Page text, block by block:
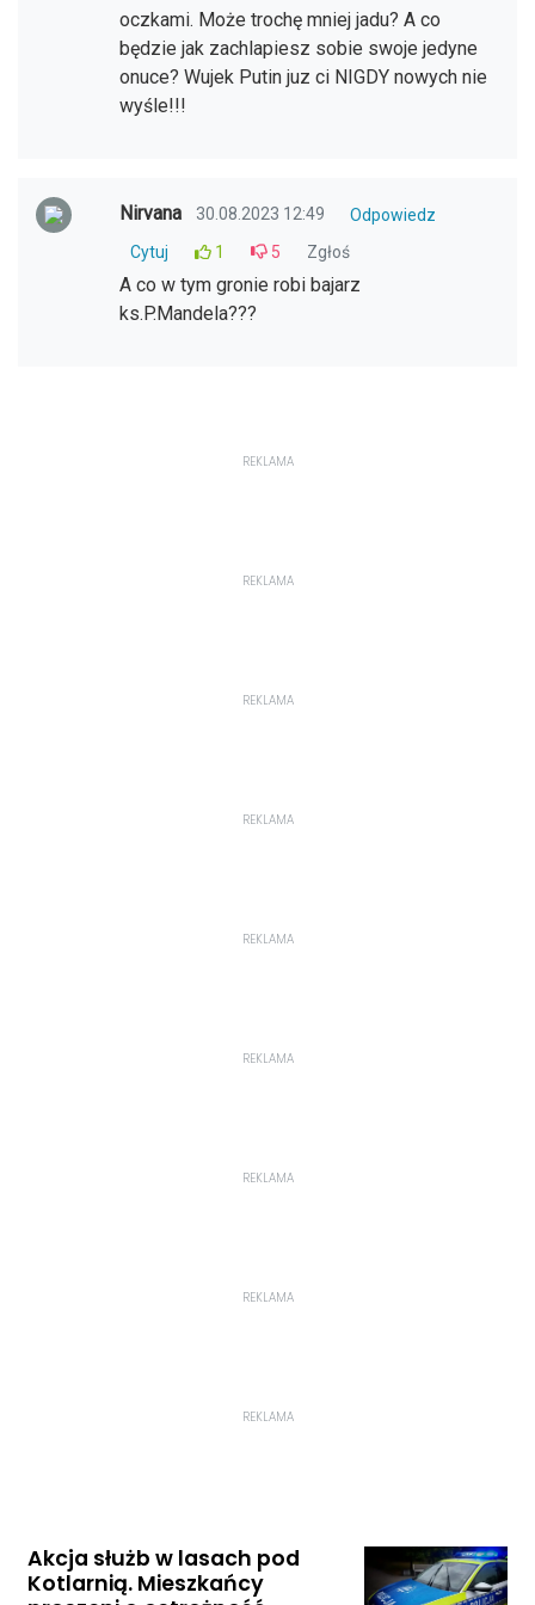
oczkami. Może trochę mniej jadu? A co
będzie jak zachlapiesz sobie swoje jedyne
onuce? Wujek Putin juz ci NIGDY nowych nie
wyśle!!!
Nirvana 30.08.2023 12:49
Odpowiedz
Cytuj
1 5 Zgłoś
A co w tym gronie robi bajarz
ks.P.Mandela???
REKLAMA
REKLAMA
REKLAMA
REKLAMA
REKLAMA
REKLAMA
REKLAMA
REKLAMA
REKLAMA
Akcja służb w lasach pod
Kotlarnią. Mieszkańcy